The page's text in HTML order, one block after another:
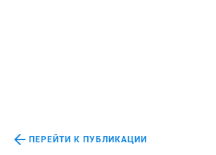
ПЕРЕЙТИ К ПУБЛИКАЦИИ